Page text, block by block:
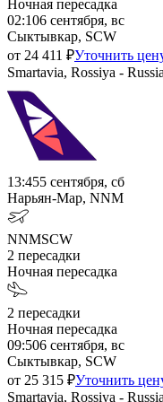
Ночная пересадка
02:106 сентября, вс
Сыктывкар, SCW
от 24 411 ₽Уточнить
Smartavia, Rossiya -
13:455 сентября, сб
Нарьян-Мар, NNM
NNMSCW
2 пересадки
Ночная пересадка
2 пересадки
Ночная пересадка
09:506 сентября, вс
Сыктывкар, SCW
от 25 315 ₽Уточнить
Smartavia, Rossiya -